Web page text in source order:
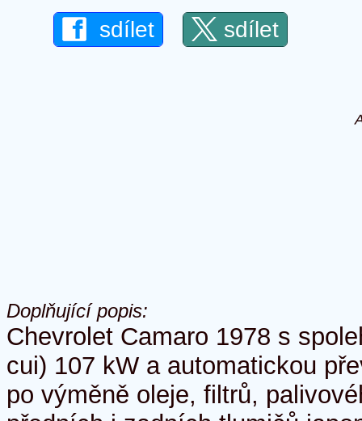
sdílet sdílet
Doplňující popis:
Chevrolet Camaro 1978 s
cui) 107 kW a automatickou
po výměně oleje, filtrů,